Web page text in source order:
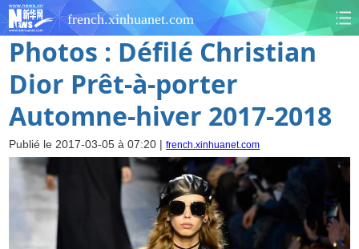
french.xinhuanet.com
Photos : Défilé Christian
Dior Prêt-à-porter
Automne-hiver 2017-2018
Publié le 2017-03-05 à 07:20 |french.xinhuanet.com